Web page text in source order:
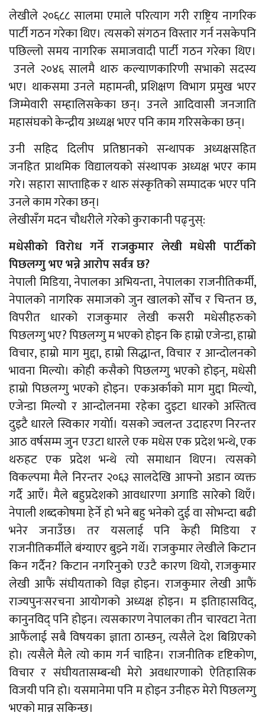
लेखीले २०६८८ सालमा एमाले परित्याग गरी राष्ट्रिय नागरिक
पार्टी गठन गरेका थिए। त्यसको संगठन विस्तार गर्न नसकेपनि
पछिल्लो समय नागरिक समाजवादी पार्टी गठन गरेका थिए।
उनले २०४६ सालमै थारु कल्याणकारिणी सभाको सदस्य
भए। थाकसमा उनले महामन्त्री, प्रशिक्षण विभाग प्रमुख भएर
जिम्मेवारी सम्हालिसकेका छन्। उनले आदिवासी जनजाति
महासंघको केन्द्रीय अध्यक्ष भएर पनि काम गरिसकेका छन्।
उनी सहिद दिलीप प्रतिष्ठानको सन्थापक अध्यक्षसहित
जनहित प्राथमिक विद्यालयको संस्थापक अध्यक्ष भएर काम
गरे। सहारा साप्ताहिक र थारु संस्कृतिको सम्पादक भएर पनि
उनले काम गरेका छन्।
लेखीसँग मदन चौधरीले गरेको कुराकानी पढ्नुस्:
मधेसीको विरोध गर्ने राजकुमार लेखी मधेसी पार्टीको
पिछलग्गु भए भन्ने आरोप सर्वत्र छ?
नेपाली मिडिया, नेपालका अभियन्ता, नेपालका राजनीतिकर्मी,
नेपालको नागरिक समाजको जुन खालको सोँच र चिन्तन छ,
विपरीत धारको राजकुमार लेखी कसरी मधेसीहरुको
पिछलग्गु भए? पिछलग्गु म भएको होइन कि हाम्रो एजेन्डा, हाम्रो
विचार, हाम्रो माग मुद्दा, हाम्रो सिद्धान्त, विचार र आन्दोलनको
भावना मिल्यो। कोही कसैको पिछलग्गु भएको होइन्, मधेसी
हाम्रो पिछलग्गु भएको होइन। एकअर्काको माग मुद्दा मिल्यो,
एजेन्डा मिल्यो र आन्दोलनमा रहेका दुइटा धारको अस्तित्व
दुइटै धारले स्विकार गर्योा। यसको ज्वलन्त उदाहरण निरन्तर
आठ वर्षसम्म जुन एउटा धारले एक मधेस एक प्रदेश भन्थे, एक
थरुहट एक प्रदेश भन्थे त्यो समाधान थिएन। त्यसको
विकल्पमा मैले निरन्तर २०६३ सालदेखि आफ्नो अडान व्यक्त
गर्दै आएँ। मैले बहुप्रदेशको आवधारणा अगाडि सारेको थिएँ।
नेपाली शब्दकोषमा हेर्ने हो भने बहु भनेको दुई वा सोभन्दा बढी
भनेर जनाउँछ। तर यसलाई पनि केही मिडिया र
राजनीतिकर्मीले बंग्याएर बुझ्ने गर्थे। राजकुमार लेखीले किटान
किन गर्दैन? किटान नगरिनुको एउटै कारण थियो, राजकुमार
लेखी आफैं संघीयताको विज्ञ होइन। राजकुमार लेखी आफैं
राज्यपुनःसरचना आयोगको अध्यक्ष होइन। म इतिाहासविद्,
कानुनविद् पनि होइन। त्यसकारण नेपालका तीन चारवटा नेता
आफैंलाई सबै विषयका ज्ञाता ठान्छन्, त्यसैले देश बिग्रिएको
हो। त्यसैले मैले त्यो काम गर्न चाहिन। राजनीतिक दृष्टिकोण,
विचार र संघीयतासम्बन्धी मेरो अवधारणाको ऐतिहासिक
विजयी पनि हो। यसमानेमा पनि म होइन उनीहरु मेरो पिछलग्गु
भएको मान्न सकिन्छ।